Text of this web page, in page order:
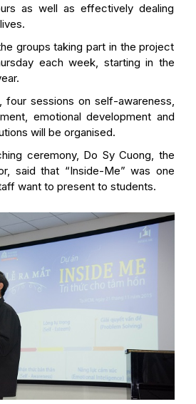
as well as effectively dealing
groups taking part in the project
each week, starting in the
sessions on self-awareness,
emotional development and
will be organised.
ceremony, Do Sy Cuong, the
said that “Inside-Me” was one
want to present to students.